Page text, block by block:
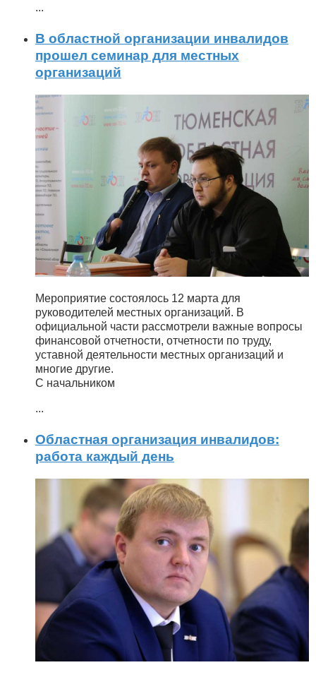
...
В областной организации инвалидов
прошел семинар для местных
организаций
Мероприятие состоялось 12 марта для
руководителей местных организаций. В
официальной части рассмотрели важные вопросы
финансовой отчетности, отчетности по труду,
уставной деятельности местных организаций и
многие другие.
С начальником
...
Областная организация инвалидов:
работа каждый день